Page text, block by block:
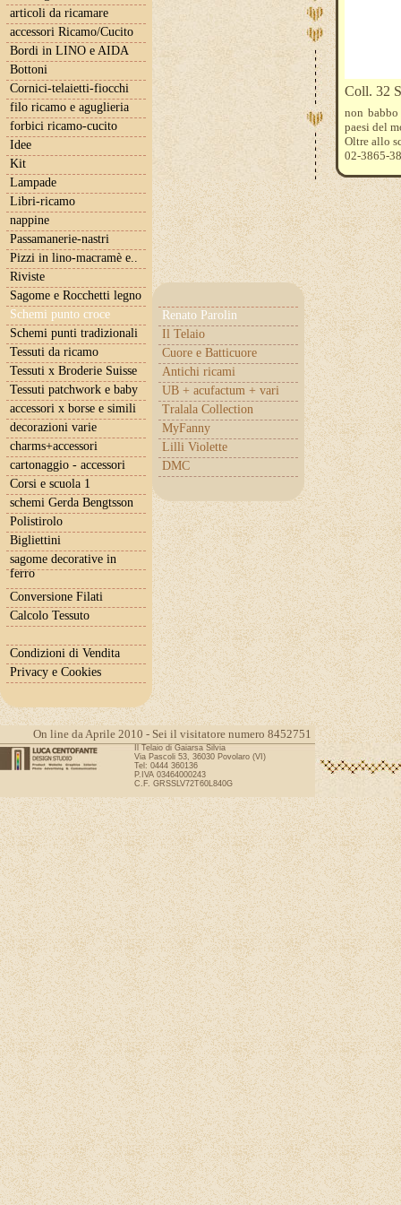
articoli da ricamare
accessori Ricamo/Cucito
Bordi in LINO e AIDA
Bottoni
Cornici-telaietti-fiocchi
filo ricamo e aguglieria
forbici ricamo-cucito
Idee
Kit
Lampade
Libri-ricamo
nappine
Passamanerie-nastri
Pizzi in lino-macramè e..
Riviste
Sagome e Rocchetti legno
Schemi punto croce
Renato Parolin
Il Telaio
Cuore e Batticuore
Antichi ricami
UB + acufactum + vari
Tralala Collection
MyFanny
Lilli Violette
DMC
Schemi punti tradizionali
Tessuti da ricamo
Tessuti x Broderie Suisse
Tessuti patchwork e baby
accessori x borse e simili
decorazioni varie
charms+accessori
cartonaggio - accessori
Corsi e scuola 1
schemi Gerda Bengtsson
Polistirolo
Bigliettini
sagome decorative in
ferro
Conversione Filati
Calcolo Tessuto
Condizioni di Vendita
Privacy e Cookies
Coll. 32
non
paesi del
Oltre allo
02-3865-
On line da Aprile 2010 - Sei il visitatore numero 8452751
Il Telaio di Gaiarsa Silvia
Via Pascoli 53, 36030 Povolaro (VI)
Tel: 0444 360136
P.IVA 03464000243
C.F. GRSSLV72T60L840G